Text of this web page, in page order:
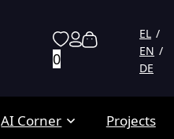
0
EL
EN
DE
AI Corner Projects